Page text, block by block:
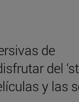
de
del
y las